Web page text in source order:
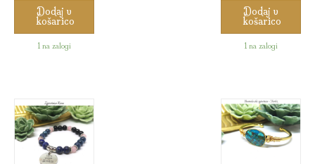
Dodaj v
košarico
1 na zalogi
Dodaj v
košarico
1 na zalogi